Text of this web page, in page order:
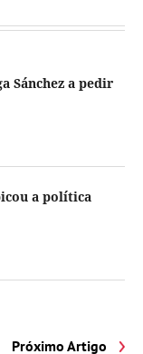
Sánchez a pedir
a política
Próximo Artigo